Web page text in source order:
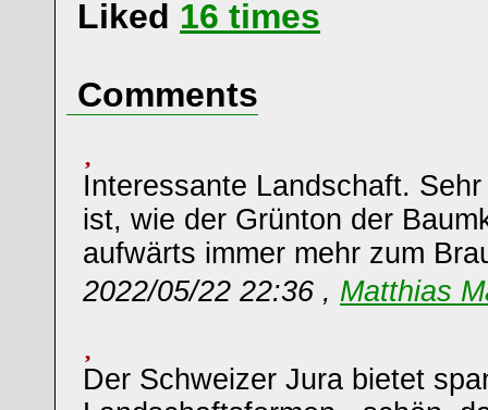
Liked 16 times
Comments
Interessante Landschaft.
ist, wie der Grünton der
aufwärts immer mehr zum
2022/05/22 22:36 , Matthias
Der Schweizer Jura bietet